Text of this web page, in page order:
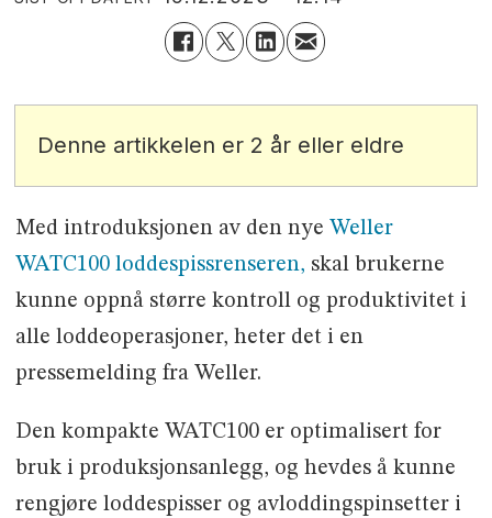
Denne artikkelen er 2 år eller eldre
Med introduksjonen av den nye Weller
WATC100 loddespissrenseren, skal brukerne
kunne oppnå større kontroll og produktivitet i
alle loddeoperasjoner, heter det i en
pressemelding fra Weller.
Den kompakte WATC100 er optimalisert for
bruk i produksjonsanlegg, og hevdes å kunne
rengjøre loddespisser og avloddingspinsetter i